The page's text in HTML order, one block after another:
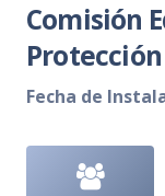
Comisión
Fecha de